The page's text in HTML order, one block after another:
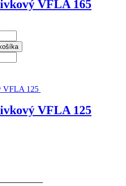
VFLA 165
VFLA 125